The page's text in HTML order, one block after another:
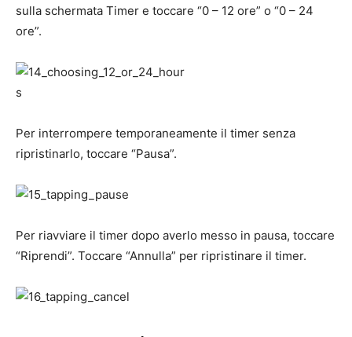
sulla schermata Timer e toccare “0 – ​​12 ore” o “0 – ​​24
ore”.
Per interrompere temporaneamente il timer senza
ripristinarlo, toccare “Pausa”.
Per riavviare il timer dopo averlo messo in pausa, toccare
“Riprendi”. Toccare “Annulla” per ripristinare il timer.